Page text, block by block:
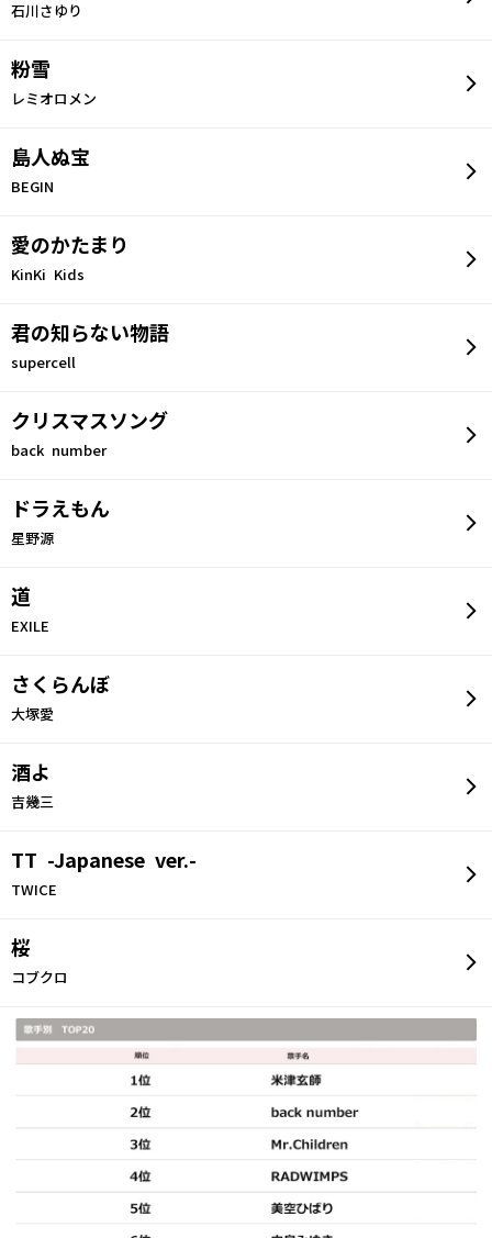
石川さゆり
粉雪
レミオロメン
島人ぬ宝
BEGIN
愛のかたまり
KinKi Kids
君の知らない物語
supercell
クリスマスソング
back number
ドラえもん
星野源
道
EXILE
さくらんぼ
大塚愛
酒よ
吉幾三
TT -Japanese ver.-
TWICE
桜
コブクロ